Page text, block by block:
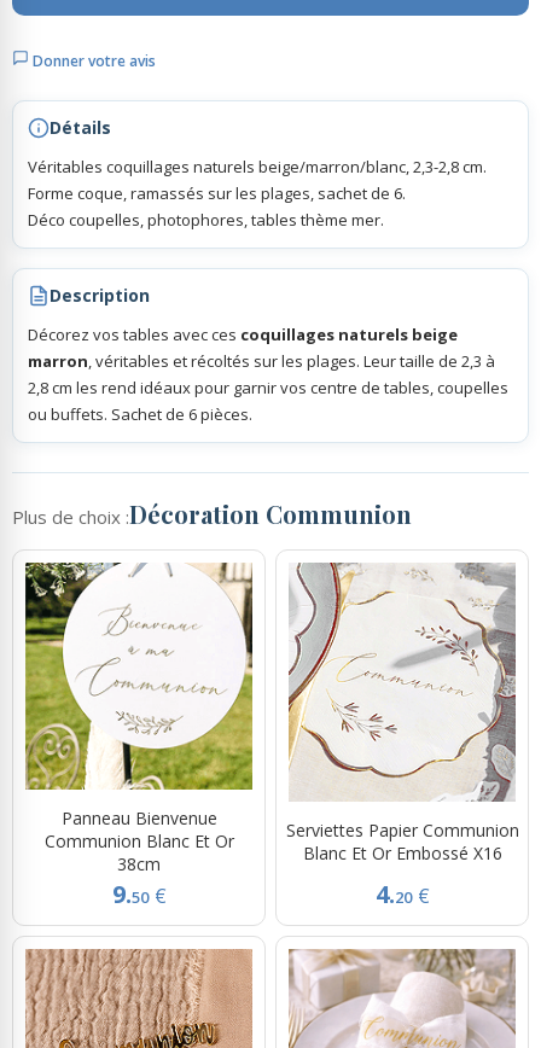
Rubans Tulle Organdi
Scrapbooking, Loisirs Créatifs
Donner votre avis
Détails
Véritables coquillages naturels beige/marron/blanc, 2,3-2,8 cm.
Forme coque, ramassés sur les plages, sachet de 6.
Déco coupelles, photophores, tables thème mer.
Description
Décorez vos tables avec ces coquillages naturels beige
marron, véritables et récoltés sur les plages. Leur taille de 2,3 à
2,8 cm les rend idéaux pour garnir vos centre de tables, coupelles
ou buffets. Sachet de 6 pièces.
Plus de choix :Décoration Communion
Panneau Bienvenue
Communion Blanc Et Or
38cm
9.50 €
Serviettes Papier Communion
Blanc Et Or Embossé X16
4.20 €